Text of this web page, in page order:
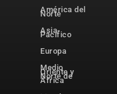
América del
Norte
Asia-
Pacífico
Europa
Medio
Oriente y
Norte de
África